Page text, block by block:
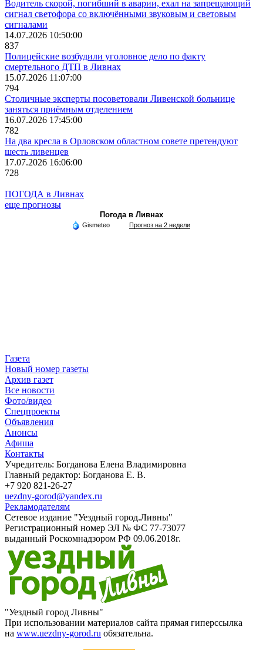
Водитель скорой, погибший в аварии, ехал на запрещающий
сигнал светофора со включёнными звуковым и световым
сигналами
14.07.2026 10:50:00
837
Полицейские возбудили уголовное дело по факту
смертельного ДТП в Ливнах
15.07.2026 11:07:00
794
Столичные эксперты посоветовали Ливенской больнице
заняться приёмным отделением
16.07.2026 17:45:00
782
На два кресла в Орловском областном совете претендуют
шесть ливенцев
17.07.2026 16:06:00
728
ПОГОДА в Ливнах
еще прогнозы
Погода в Ливнах
Gismeteo Прогноз на 2 недели
Газета
Новый номер газеты
Архив газет
Все новости
Фото/видео
Спецпроекты
Объявления
Анонсы
Афиша
Контакты
Учредитель: Богданова Елена Владимировна
Главный редактор: Богданова Е. В.
+7 920 821-26-27
uezdny-gorod@yandex.ru
Рекламодателям
Сетевое издание "Уездный город.Ливны"
Регистрационный номер ЭЛ № ФС 77-73077
выданный Роскомнадзором РФ 09.06.2018г.
"Уездный город Ливны"
При использовании материалов сайта прямая гиперссылка
на www.uezdny-gorod.ru обязательна.